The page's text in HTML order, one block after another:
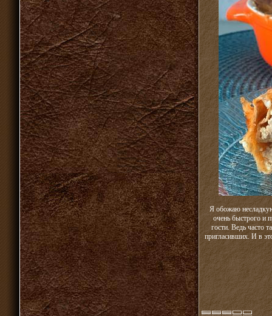
Я обожаю
очень быстрого и
гости. Ведь часто
пригласивших. И в